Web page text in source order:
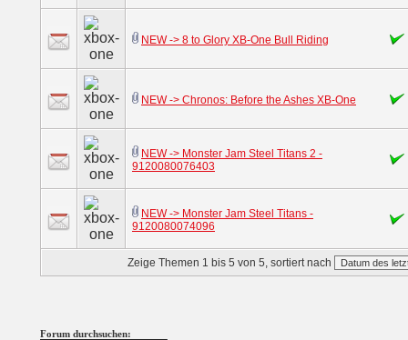
NEW -> 8 to Glory XB-One Bull Riding
NEW -> Chronos: Before the Ashes XB-One
NEW -> Monster Jam Steel Titans 2 -
9120080076403
NEW -> Monster Jam Steel Titans -
9120080074096
Zeige Themen 1 bis 5 von 5, sortiert nach
Forum durchsuchen: